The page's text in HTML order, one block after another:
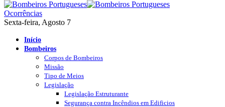
Ocorrências
Sexta-feira, Agosto 7
Início
Bombeiros
Corpos de Bombeiros
Missão
Tipo de Meios
Legislação
Legislação Estruturante
Segurança contra Incêndios em Edificios